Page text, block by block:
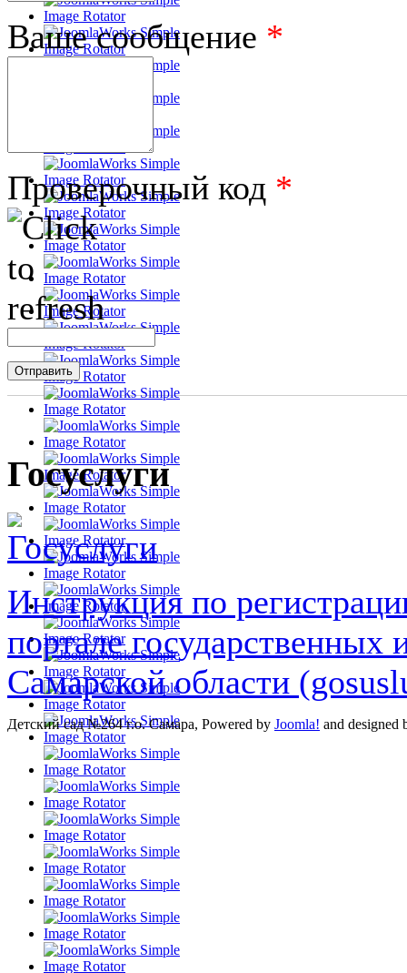
Ваше сообщение *
Проверочный код *
Госуслуги
Инструкция по
портале
Самарской области
Детский сад №264 г.о. Самара, Powered by Joomla! and designed